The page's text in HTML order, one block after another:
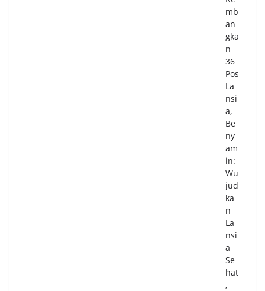
mb
an
gka
n
36
Pos
La
nsi
a,
Be
ny
am
in:
Wu
jud
ka
n
La
nsi
a
Se
hat
,